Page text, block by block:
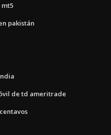
pakistán
de td ameritrade